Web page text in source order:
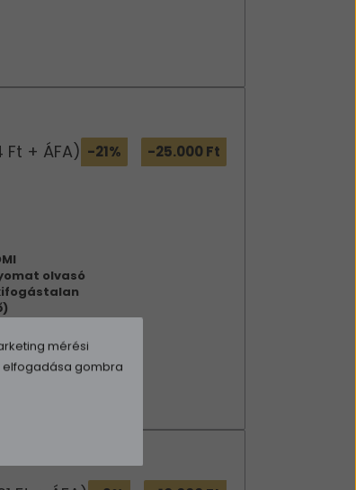
Ft + ÁFA) -21% -25.000 Ft
olvasó
mérési
elfogadása gombra